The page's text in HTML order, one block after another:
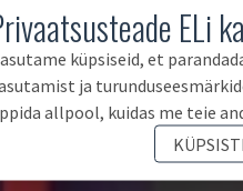
ELi
küpsiseid, et
ja
allpool, kuidas me teie